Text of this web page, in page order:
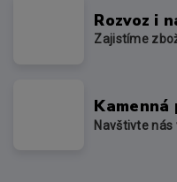
Rozvoz i
Zajistíme
Kamenná
Navštivte nás